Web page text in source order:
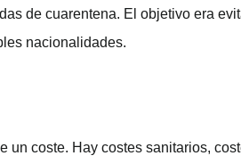
de cuarentena. El objetivo era
nacionalidades.
coste. Hay costes sanitarios,